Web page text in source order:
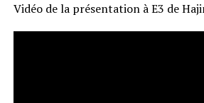
Vidéo de la présentation à E3 de